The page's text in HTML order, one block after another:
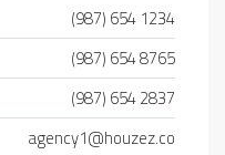
(987) 654 1234
(987) 654 8765
(987) 654 2837
agency1@houzez.co